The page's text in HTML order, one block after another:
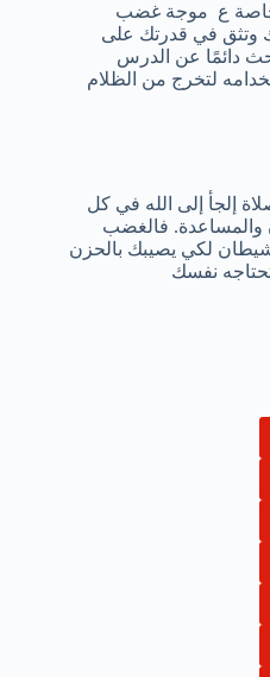
خاصة ع موجة غضب
وتثق في قدرتك على
دائمًا عن الدرس
لتخرج من الظلام
إلجأ إلى الله في كل
والمساعدة. فالغضب
لكي يصيبك بالحزن
نفسك